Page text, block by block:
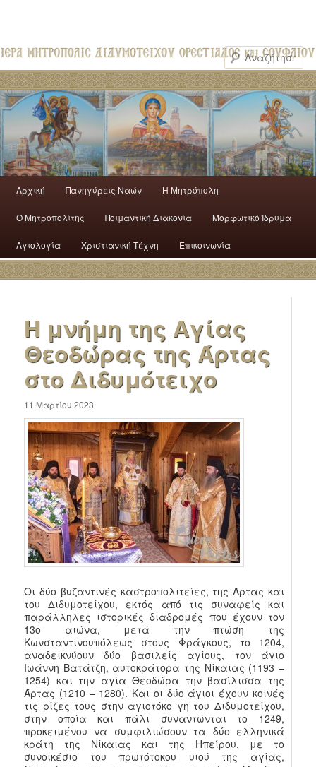
Αρχική Πανηγύρεις Ναών H Mητρόπολη
Ο Mητροπολίτης Ποιμαντική Διακονία Μορφωτικό Ίδρυμα
Αγιολογία Χριστιανική Τέχνη Επικοινωνία
Η μνήμη της Αγίας
Θεοδώρας της Άρτας
στο Διδυμότειχο
11 Μαρτίου 2023
Οι δύο βυζαντινές καστροπολιτείες, της Άρτας και
του Διδυμοτείχου, εκτός από τις συναφείς και
παράλληλες ιστορικές διαδρομές που έχουν τον
13ο αιώνα, μετά την πτώση της
Κωνσταντινουπόλεως στους Φράγκους, το 1204,
αναδεικνύουν δύο βασιλείς αγίους, τον άγιο
Ιωάννη Βατάτζη, αυτοκράτορα της Νίκαιας (1193 –
1254) και την αγία Θεοδώρα την βασίλισσα της
Άρτας (1210 – 1280). Και οι δύο άγιοι έχουν κοινές
τις ρίζες τους στην αγιοτόκο γη του Διδυμοτείχου,
στην οποία και πάλι συναντώνται το 1249,
προκειμένου να συμφιλιώσουν τα δύο ελληνικά
κράτη της Νίκαιας και της Ηπείρου, με το
συνοικέσιο του πρωτότοκου υιού της αγίας,